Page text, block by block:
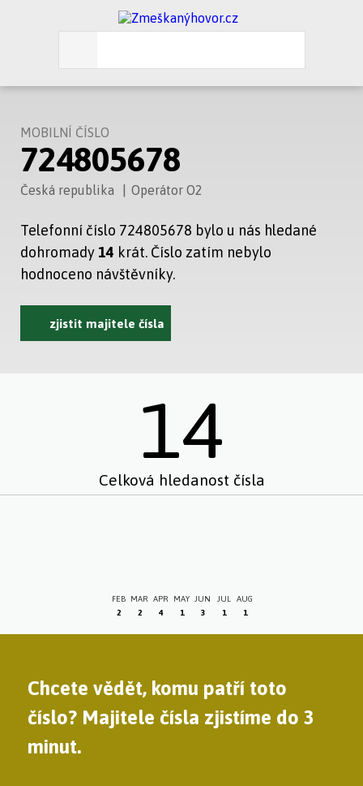
MOBILNÍ ČÍSLO
724805678
Česká republika Operátor O2
Telefonní číslo 724805678 bylo u nás hledané
dohromady 14 krát. Číslo zatím nebylo
hodnoceno návštěvníky.
zjistit majitele čísla
14
Celková hledanost čísla
FEB
2
MAR
2
APR
4
MAY
1
JUN
3
JUL
1
AUG
1
Chcete vědět, komu patří toto
číslo? Majitele čísla zjistíme do 3
minut.